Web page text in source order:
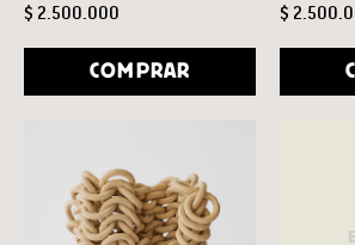
$ 2.500.000
COMPRAR
$